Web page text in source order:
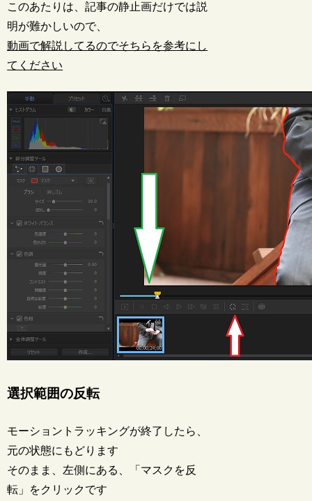
このあたりは、記事の静止画だけでは説
明が難かしいので、
動画で解説してるのでそちらを参考にし
てください
選択範囲の反転
モーショントラッキングが終了したら、
元の状態にもどります
そのまま、左側にある、「マスクを反
転」をクリックです